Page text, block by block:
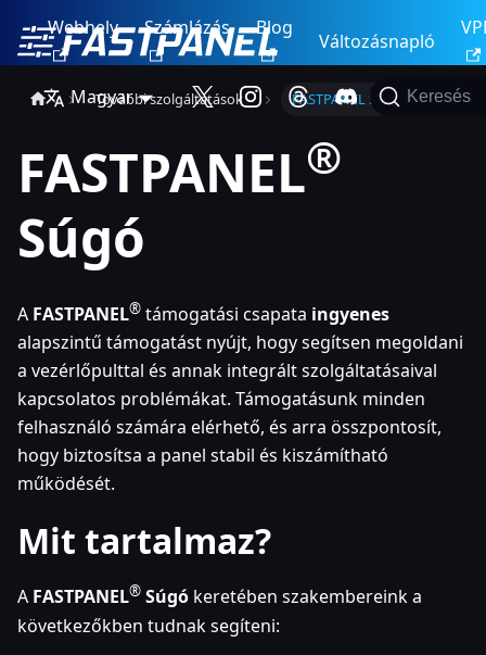
Webhely Számlázás Blog
Változásnapló
Magyar Keresés
További szolgáltatások FASTPANEL Súgó
FASTPANEL®
Súgó
A FASTPANEL® támogatási csapata ingyenes
alapszintű támogatást nyújt, hogy segítsen megoldani
a vezérlőpulttal és annak integrált szolgáltatásaival
kapcsolatos problémákat. Támogatásunk minden
felhasználó számára elérhető, és arra összpontosít,
hogy biztosítsa a panel stabil és kiszámítható
működését.
Mit tartalmaz?
A FASTPANEL® Súgó keretében szakembereink a
következőkben tudnak segíteni: